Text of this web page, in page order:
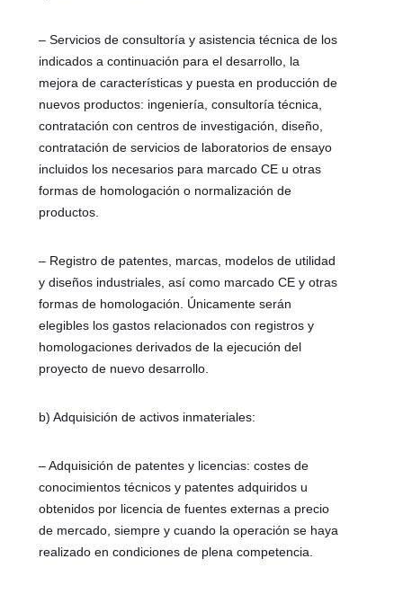
– Servicios de consultoría y asistencia técnica de los
indicados a continuación para el desarrollo, la
mejora de características y puesta en producción de
nuevos productos: ingeniería, consultoría técnica,
contratación con centros de investigación, diseño,
contratación de servicios de laboratorios de ensayo
incluidos los necesarios para marcado CE u otras
formas de homologación o normalización de
productos.
– Registro de patentes, marcas, modelos de utilidad
y diseños industriales, así como marcado CE y otras
formas de homologación. Únicamente serán
elegibles los gastos relacionados con registros y
homologaciones derivados de la ejecución del
proyecto de nuevo desarrollo.
b) Adquisición de activos inmateriales:
– Adquisición de patentes y licencias: costes de
conocimientos técnicos y patentes adquiridos u
obtenidos por licencia de fuentes externas a precio
de mercado, siempre y cuando la operación se haya
realizado en condiciones de plena competencia.